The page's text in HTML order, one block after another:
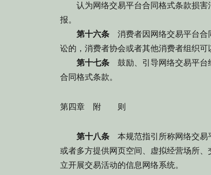
认为网络交易平台合同格式条款损害
报。
第十六条 消费者因网络交易平台合
讼的，消费者协会或者其他消费者组织可
第十七条 鼓励、引导网络交易平台
合同格式条款。
第四章 附 则
第十八条 本规范指引所称网络交易
或者多方提供网页空间、虚拟经营场所
立开展交易活动的信息网络系统。